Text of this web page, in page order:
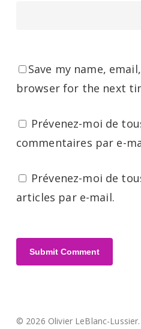
Save my name,
browser for the next
Prévenez-moi de
commentaires par e-
Prévenez-moi de
articles par e-mail.
© 2026 Olivier LeBlanc-Lussier.